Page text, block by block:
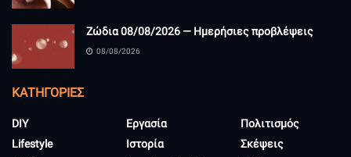
Ζώδια 08/08/2026 — Ημερήσιες προβλέψεις
08/08/2026
KΑΤΗΓΟΡΊΕΣ
DIY
Lifestyle
Εργασία
Ιστορία
Πολιτισμός
Σκέψεις